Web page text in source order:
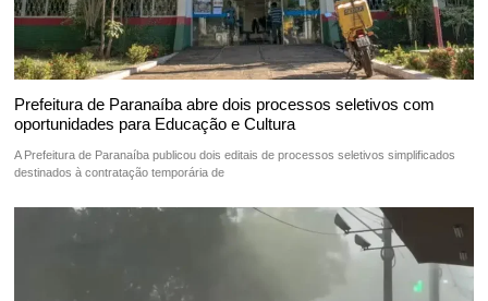
Prefeitura de Paranaíba abre dois processos seletivos com
oportunidades para Educação e Cultura
A Prefeitura de Paranaíba publicou dois editais de processos seletivos simplificados
destinados à contratação temporária de